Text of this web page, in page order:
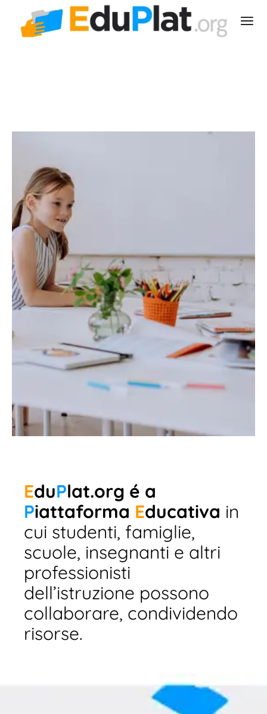
EduPlat.org é a
Piattaforma Educativa in
cui studenti, famiglie,
scuole, insegnanti e altri
professionisti
dell’istruzione possono
collaborare, condividendo
risorse.